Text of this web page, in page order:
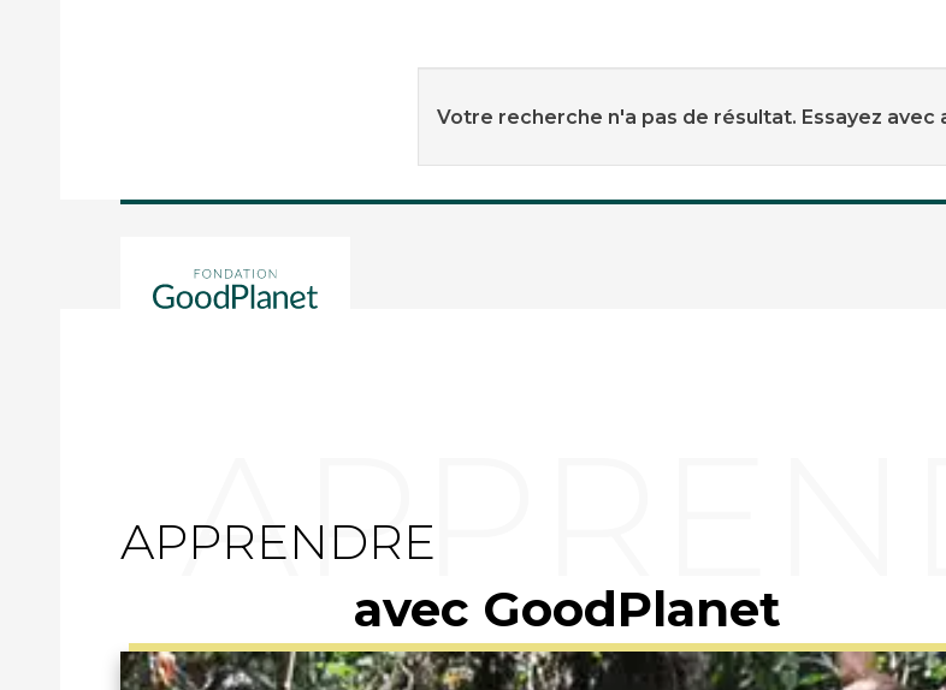
Votre recherche n'a pas de résultat. Essayez avec
APPRENDRE
avec GoodPlanet